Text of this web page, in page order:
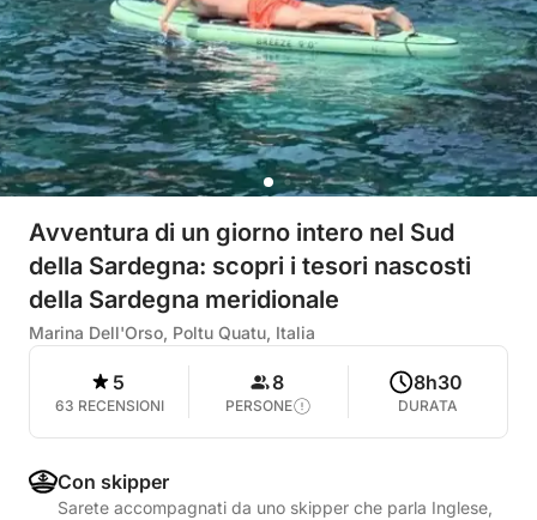
Avventura di un giorno intero nel Sud
della Sardegna: scopri i tesori nascosti
della Sardegna meridionale
Marina Dell'Orso, Poltu Quatu, Italia
5
63 RECENSIONI
8
PERSONE
8h30
DURATA
Con skipper
Sarete accompagnati da uno skipper che parla Inglese,